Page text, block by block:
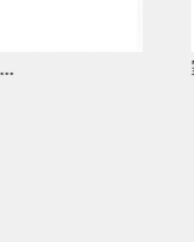
も家に足を...